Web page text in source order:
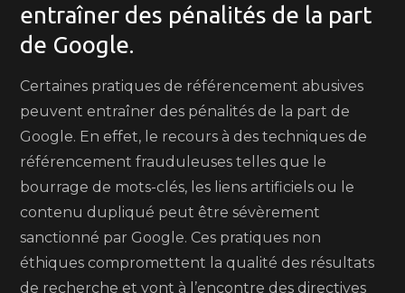
entraîner des pénalités de la part
de Google.
Certaines pratiques de référencement abusives
peuvent entraîner des pénalités de la part de
Google. En effet, le recours à des techniques de
référencement frauduleuses telles que le
bourrage de mots-clés, les liens artificiels ou le
contenu dupliqué peut être sévèrement
sanctionné par Google. Ces pratiques non
éthiques compromettent la qualité des résultats
de recherche et vont à l’encontre des directives